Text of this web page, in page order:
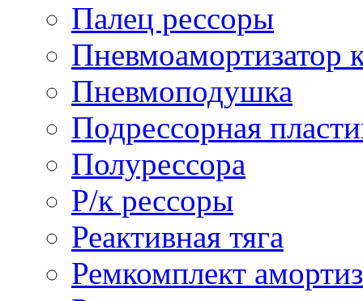
Палец рессоры
Пневмоамортизатор
Пневмоподушка
Подрессорная
Полурессора
Р/к рессоры
Реактивная тяга
Ремкомплект